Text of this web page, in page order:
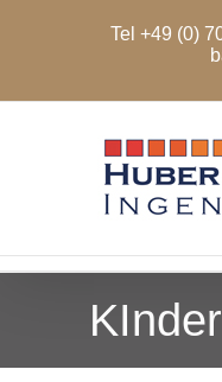
Tel +49 (0)